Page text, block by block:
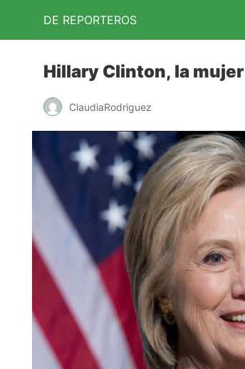
DE REPORTEROS
Hillary Clinton, la
ClaudiaRodriguez